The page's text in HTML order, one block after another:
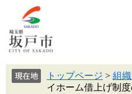
トップページ > 組
イホーム借上げ制